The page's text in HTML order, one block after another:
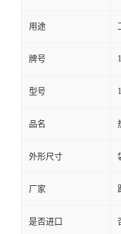
用途
牌号
型号
品名
外形尺寸
厂家
是否进口